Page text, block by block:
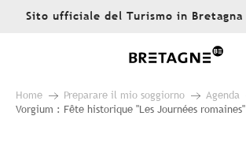
AllerSito ufficiale del Turismo in Bretagna
Home Preparare il mio soggiorno
Agenda
Vorgium : Fête historique "Les Journées romaines"